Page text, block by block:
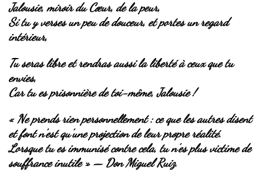
Jalousie, miroir du Cœur, de la peur,
Si tu y verses un peu de douceur, et portes un regard
intérieur,
Tu seras libre et rendras aussi la liberté à ceux que tu
envies,
Car tu es prisonnière de toi-même, Jalousie !
« Ne prends rien personnellement : ce que les autres disent
et font n’est qu’une projection de leur propre réalité.
Lorsque tu es immunisé contre cela, tu n’es plus victime de
souffrance inutile » — Don Miguel Ruiz.